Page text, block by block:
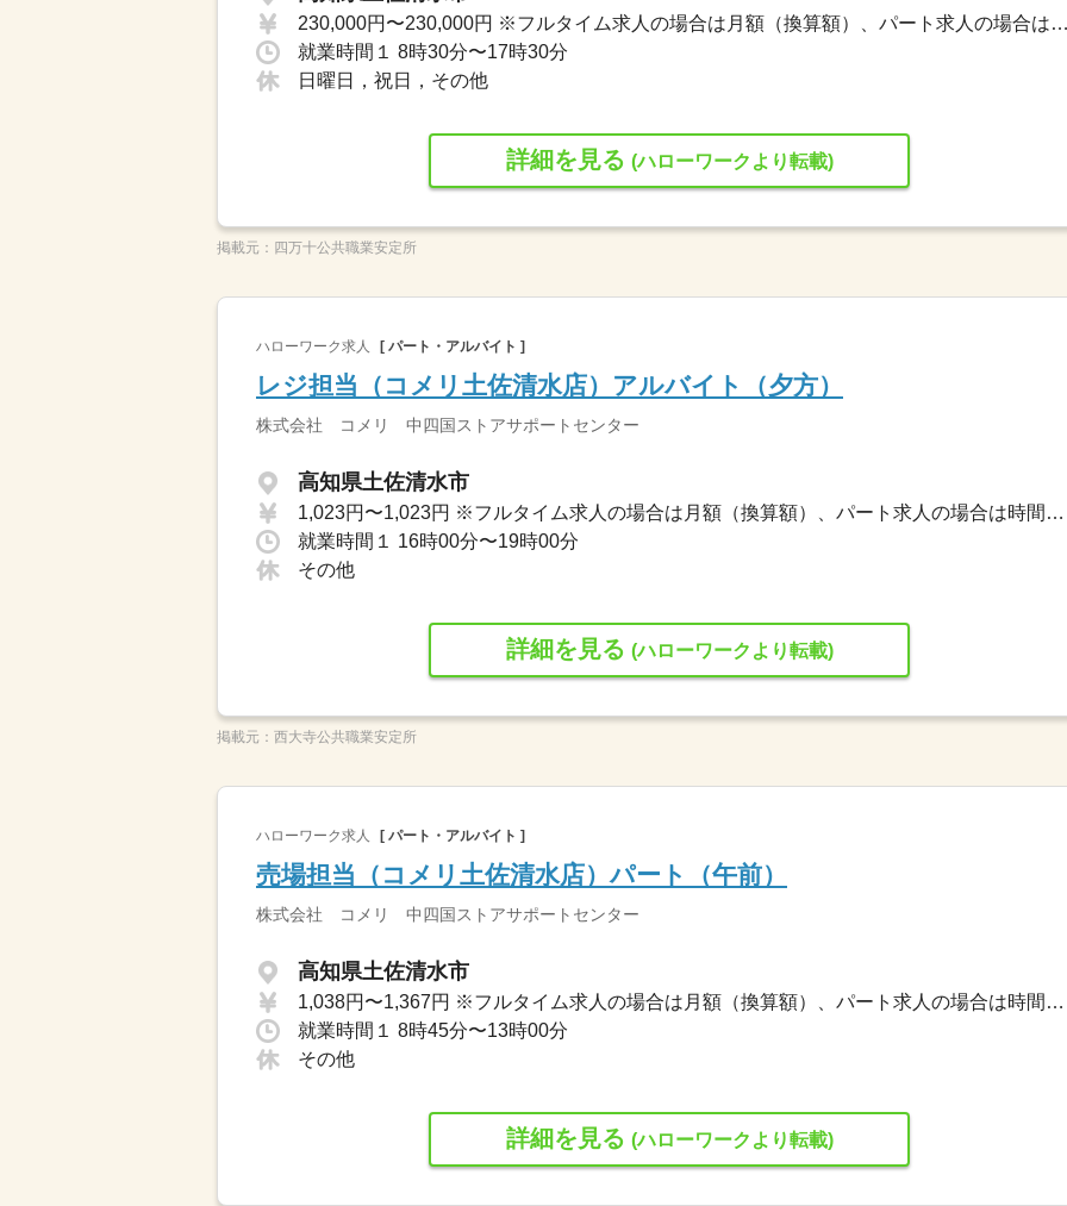
230,000円〜230,000円 ※フルタイム求人の場合は月額（換算額）、パート求人の場合は時間額を表示しています。
就業時間１ 8時30分〜17時30分
日曜日，祝日，その他
詳細を見る (ハローワークより転載)
掲載元： 四万十公共職業安定所
ハローワーク求人 [ パート・アルバイト ]
レジ担当（コメリ土佐清水店）アルバイト（夕方）
株式会社 コメリ 中四国ストアサポートセンター
高知県土佐清水市
1,023円〜1,023円 ※フルタイム求人の場合は月額（換算額）、パート求人の場合は時間額を表示しています。
就業時間１ 16時00分〜19時00分
その他
詳細を見る (ハローワークより転載)
掲載元： 西大寺公共職業安定所
ハローワーク求人 [ パート・アルバイト ]
売場担当（コメリ土佐清水店）パート（午前）
株式会社 コメリ 中四国ストアサポートセンター
高知県土佐清水市
1,038円〜1,367円 ※フルタイム求人の場合は月額（換算額）、パート求人の場合は時間額を表示しています。
就業時間１ 8時45分〜13時00分
その他
詳細を見る (ハローワークより転載)